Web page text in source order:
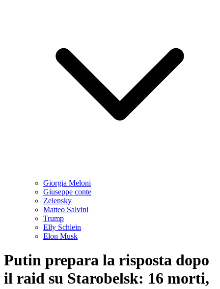
Giorgia Meloni
Giuseppe conte
Zelensky
Matteo Salvini
Trump
Elly Schlein
Elon Musk
Putin prepara la risposta dopo
il raid su Starobelsk: 16 morti,